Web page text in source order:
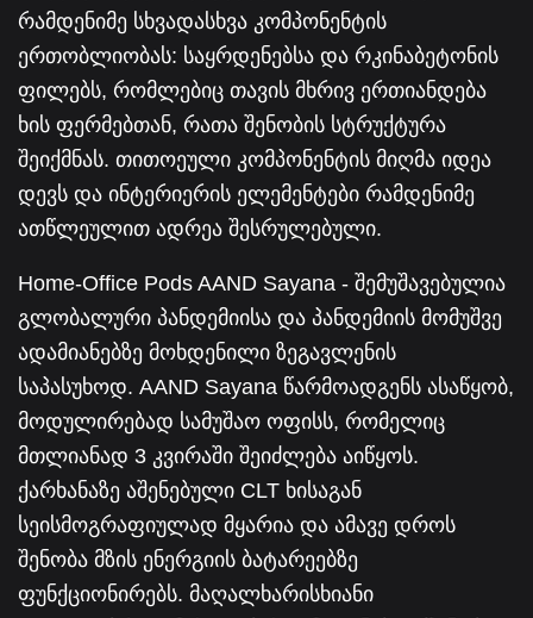
რამდენიმე სხვადასხვა კომპონენტის
ერთობლიობას: საყრდენებსა და რკინაბეტონის
ფილებს, რომლებიც თავის მხრივ ერთიანდება
ხის ფერმებთან, რათა შენობის სტრუქტურა
შეიქმნას. თითოეული კომპონენტის მიღმა იდეა
დევს და ინტერიერის ელემენტები რამდენიმე
ათწლეულით ადრეა შესრულებული.
Home-Office Pods AAND Sayana - შემუშავებულია
გლობალური პანდემიისა და პანდემიის მომუშვე
ადამიანებზე მოხდენილი ზეგავლენის
საპასუხოდ. AAND Sayana წარმოადგენს ასაწყობ,
მოდულირებად სამუშაო ოფისს, რომელიც
მთლიანად 3 კვირაში შეიძლება აიწყოს.
ქარხანაზე აშენებული CLT ხისაგან
სეისმოგრაფიულად მყარია და ამავე დროს
შენობა მზის ენერგიის ბატარეებზე
ფუნქციონირებს. მაღალხარისხიანი